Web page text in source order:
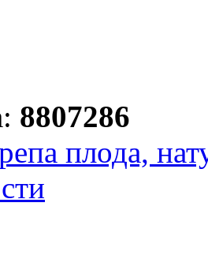
8807286
плода,